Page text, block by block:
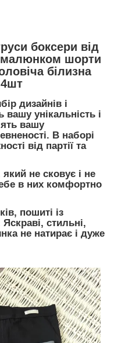
боксери від
малюнком шорти
білизна
4шт
дизайнів і
унікальність і
вашу
В наборі
від партії та
не сковує і не
в них комфортно
пошиті із
стильні,
не натирає і дуже